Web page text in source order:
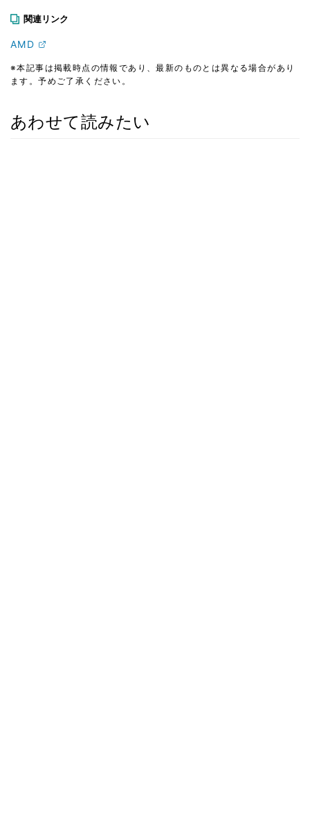
関連リンク
AMD
※本記事は掲載時点の情報であり、最新のものとは異なる場合があり
ます。予めご了承ください。
あわせて読みたい